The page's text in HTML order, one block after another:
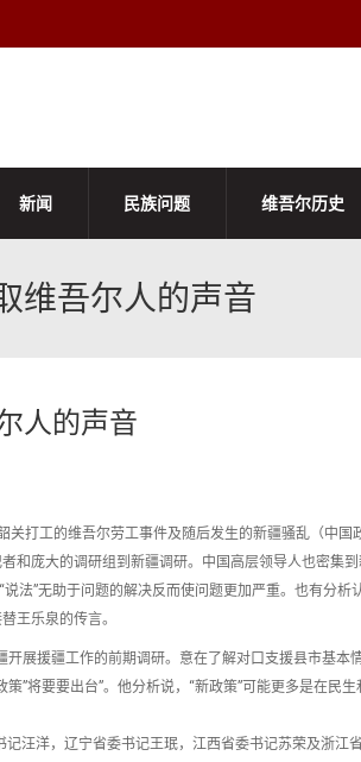
新闻 民族问题 维吾尔历史
维吾尔人的声音
人的声音
打工的维吾尔劳工事件及随后发生的新疆骚乱（中国
和庞大的调研组到新疆调研。中国高层领导人也密集
法”无助于问题的解决反而使问题更加严重。也有分析
王乐泉的传言。
展援疆工作的前期调研。意在了解对口支援县市基本
”将要要出台”。他分析说，“新政策”可能更多是在民生
汪洋，辽宁省委书记王珉，江西省委书记苏荣及浙江